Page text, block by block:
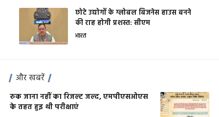
छोटे उद्योगों के ग्लोबल बिजनेस हाउस बनने
की राह होगी प्रशस्त: सीएम
भारत
और खबरें
रुक जाना नहीं का रिजल्ट जल्द, एमपीएसओएस
के तहत हुइ थी परीक्षाएं